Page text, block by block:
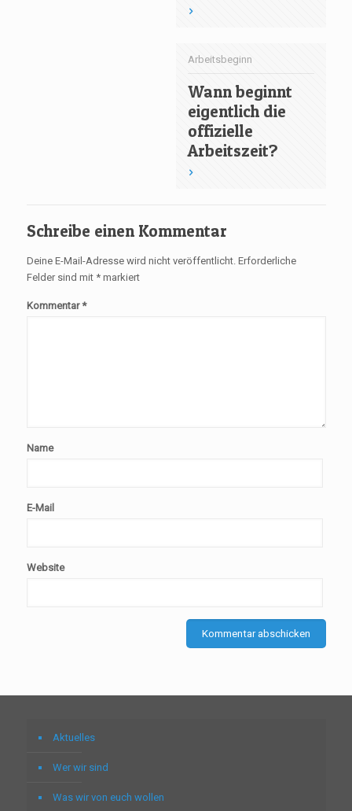
Arbeitsbeginn
Wann beginnt
eigentlich die
offizielle
Arbeitszeit?
Schreibe einen Kommentar
Deine E-Mail-Adresse wird nicht veröffentlicht. Erforderliche
Felder sind mit *markiert
Kommentar*
Name
E-Mail
Website
Aktuelles
Wer wir sind
Was wir von euch wollen